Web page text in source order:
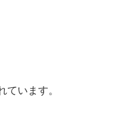
ています。